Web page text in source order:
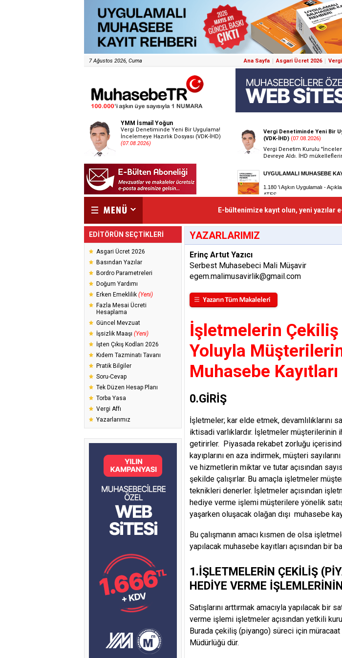
7 Ağustos 2026, Cuma Ana Sayfa Asgari Ücret 2026
YMM İsmail Yoğun
Vergi Denetiminde Yeni Bir Uygulama!
İncelemeye Hazırlık Dosyası (VDK-İHD)
(07.08.2026)
E-bültenimize kayıt olun, yeni
EDİTÖRÜN SEÇTİKLERİ
Asgari Ücret 2026
Basından Yazılar
Bordro Parametreleri
Doğum Yardımı
Erken Emeklilik (Yeni)
Fazla Mesai Ücreti
Hesaplama
Güncel Mevzuat
İşsizlik Maaşı (Yeni)
İşten Çıkış Kodları 2026
Kıdem Tazminatı Tavanı
Pratik Bilgiler
Soru-Cevap
Tek Düzen Hesap Planı
Torba Yasa
Vergi Affı
Yazarlarımız
YAZARLARIMIZ
Erinç Artut Yazıcı
Serbest Muhasebeci Mali Müşavir
egem.malimusavirlik@gmail.com
İşletmelerin Çekiliş
Yoluyla
Muhasebe Kayıtları
0.GİRİŞ
İşletmeler; kar elde etmek, devamlılıklarını
iktisadi varlıklardır. İşletmeler müşterilerinin
getirirler. Piyasada rekabet zorluğu
kayıplarını en aza indirmek, müşteri
ve hizmetlerin miktar ve tutar açısından
şekilde çalışırlar. Bu amaçla işletmeler
teknikleri denerler. İşletmeler açısından
hediye verme işlemi müşterilere yönelik
yaşarken oluşacak olağan dışı muhasebe
Bu çalışmanın amacı kısmen de olsa
yapılacak muhasebe kayıtları açısından bir
1.İŞLETMELERİN ÇEKİLİŞ
HEDİYE VERME
Satışlarını arttırmak amacıyla yapılacak
verme işlemi işletmeler açısından yetkili
Burada çekiliş (piyango) süreci için
Müdürlüğü dür.